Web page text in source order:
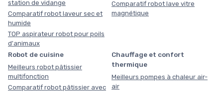
station de vidange
Comparatif robot laveur sec et
humide
TOP aspirateur robot pour poils
d'animaux
Comparatif robot lave vitre
magnétique
Robot de cuisine
Meilleurs robot pâtissier
multifonction
Comparatif robot pâtissier avec
Chauffage et confort
thermique
Meilleurs pompes à chaleur air-
air